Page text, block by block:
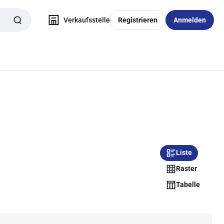
Verkaufsstelle Registrieren Anmelden
Liste
Raster
Tabelle